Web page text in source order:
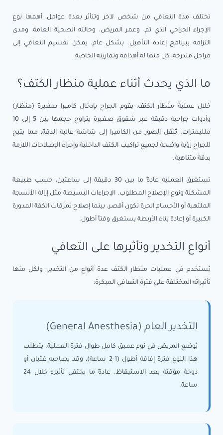
تختلف مدة التعافي من شخص لآخر وتتأثر بعدة عوامل، أهمها نوع
الإجراء الجراحي الذي تم، وعمر المريض، وحالته الصحية العامة، ومدى
التزامه ببرنامج إعادة التأهيل. بشكل عام، يمكن تقسيم التعافي إلى
مراحل متدرجة، كل منها له أهدافه وتمارينه الخاصة.
ما الذي يحدث أثناء عملية منظار الكتف؟
خلال عملية منظار الكتف، يقوم الجراح بإدخال كاميرا صغيرة (منظار)
وأدوات جراحية دقيقة عبر شقوق صغيرة يتراوح حجمها بين 5 إلى 10
ملليمترات. تُنقل الصور من الكاميرا إلى شاشة عالية الدقة، مما يتيح
للجراح رؤية واضحة لجميع تراكيب الكتف الداخلية وإجراء الإصلاحات اللازمة
بدقة متناهية.
تستغرق العملية عادةً ما بين 30 دقيقة إلى ساعتين، حسب طبيعة
المشكلة ونوع الإصلاح المطلوب. الإجراءات البسيطة مثل إزالة الأنسجة
الملتهبة أو الأجسام الحرة تكون أقصر، بينما إصلاح تمزقات الكفة المدورة
الكبيرة أو إعادة بناء الأربطة يستغرق وقتاً أطول.
أنواع التخدير وتأثيرها على التعافي
يُستخدم في عمليات منظار الكتف عدة أنواع من التخدير، ولكل منها
تأثيراته المختلفة على فترة التعافي المبكرة:
التخدير العام (General Anesthesia)
يُوضع المريض في نوم عميق كامل طوال فترة العملية. يتطلب
هذا النوع فترة إفاقة أطول (1-2 ساعة)، وقد يصاحبه غثيان أو
دوخة مؤقتة بعد الاستيقاظ. عادةً ما يختفي تأثيره خلال 24
ساعة.